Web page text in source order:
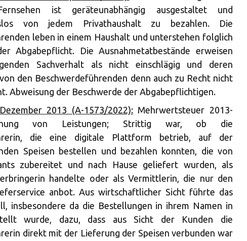
ist geräteunabhängig ausgestaltet und
von jedem Privathaushalt zu bezahlen. Die
leben in einem Haushalt und unterstehen folglich
Abgabepflicht. Die Ausnahmetatbestände erweisen
Sachverhalt als nicht einschlägig und deren
den Beschwerdeführenden denn auch zu Recht nicht
Abweisung der Beschwerde der Abgabepflichtigen.
2013 (A-1573/2022):Mehrwertsteuer 2013-
von Leistungen; Strittig war, ob die
die eine digitale Plattform betrieb, auf der
Speisen bestellen und bezahlen konnten, die von
zubereitet und nach Hause geliefert wurden, als
handelte oder als Vermittlerin, die nur den
anbot. Aus wirtschaftlicher Sicht führte das
insbesondere da die Bestellungen in ihrem Namen in
wurde, dazu, dass aus Sicht der Kunden die
direkt mit der Lieferung der Speisen verbunden war